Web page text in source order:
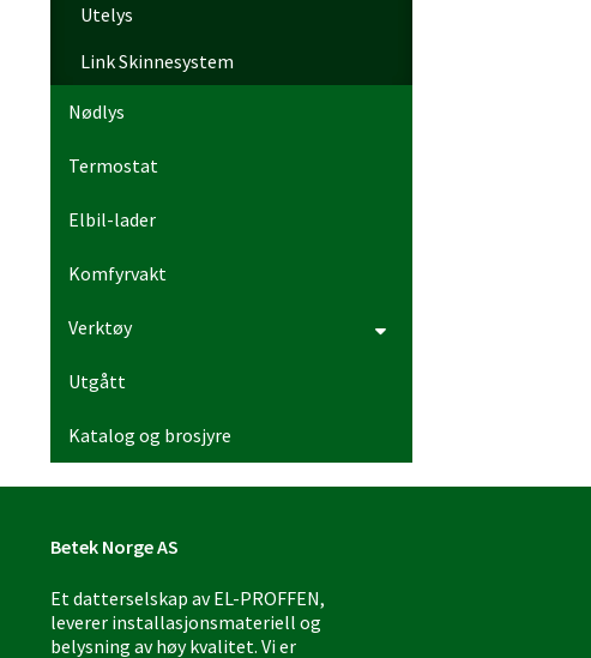
Utelys
Link Skinnesystem
Nødlys
Termostat
Elbil-lader
Komfyrvakt
Verktøy
Utgått
Katalog og brosjyre
Betek Norge AS
Et datterselskap av EL-PROFFEN,
leverer installasjonsmateriell og
belysning av høy kvalitet. Vi er